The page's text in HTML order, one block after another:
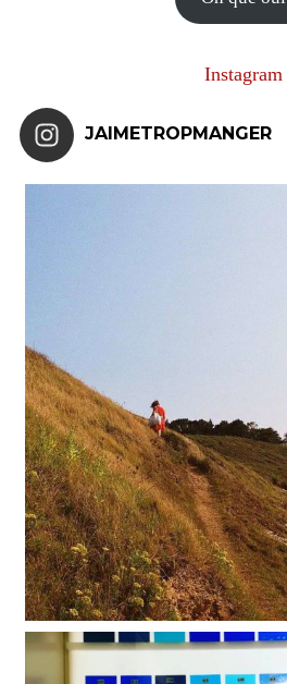
Instagram
JAIMETROPMANGER